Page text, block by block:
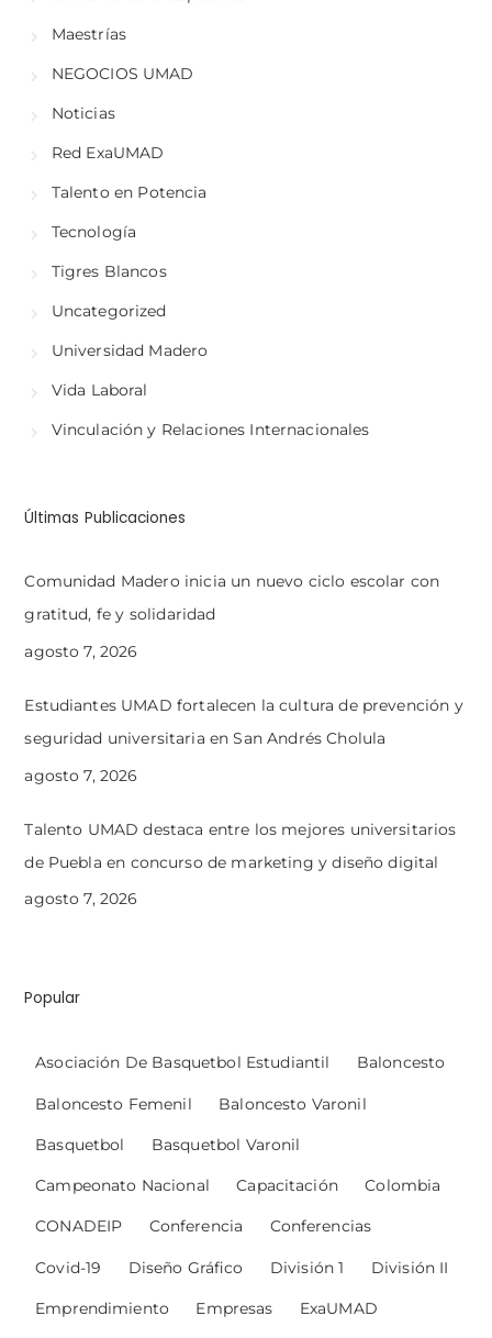
Maestrías
NEGOCIOS UMAD
Noticias
Red ExaUMAD
Talento en Potencia
Tecnología
Tigres Blancos
Uncategorized
Universidad Madero
Vida Laboral
Vinculación y Relaciones Internacionales
Últimas Publicaciones
Comunidad Madero inicia un nuevo ciclo escolar con
gratitud, fe y solidaridad
agosto 7, 2026
Estudiantes UMAD fortalecen la cultura de prevención y
seguridad universitaria en San Andrés Cholula
agosto 7, 2026
Talento UMAD destaca entre los mejores universitarios
de Puebla en concurso de marketing y diseño digital
agosto 7, 2026
Popular
Asociación De Basquetbol Estudiantil Baloncesto
Baloncesto Femenil Baloncesto Varonil
Basquetbol Basquetbol Varonil
Campeonato Nacional Capacitación Colombia
CONADEIP Conferencia Conferencias
Covid-19 Diseño Gráfico División 1 División II
Emprendimiento Empresas ExaUMAD